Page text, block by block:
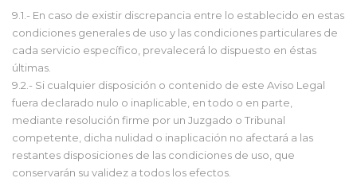
9.1.- En caso de existir discrepancia entre lo establecido en estas
condiciones generales de uso y las condiciones particulares de
cada servicio específico, prevalecerá lo dispuesto en éstas
últimas.
9.2.- Si cualquier disposición o contenido de este Aviso Legal
fuera declarado nulo o inaplicable, en todo o en parte,
mediante resolución firme por un Juzgado o Tribunal
competente, dicha nulidad o inaplicación no afectará a las
restantes disposiciones de las condiciones de uso, que
conservarán su validez a todos los efectos.